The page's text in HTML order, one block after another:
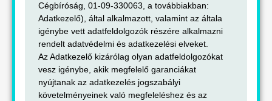
Cégbíróság, 01-09-330063, a továbbiakban:
Adatkezelő), által alkalmazott, valamint az általa
igénybe vett adatfeldolgozók részére alkalmazni
rendelt adatvédelmi és adatkezelési elveket.
Az Adatkezelő kizárólag olyan adatfeldolgozókat
vesz igénybe, akik megfelelő garanciákat
nyújtanak az adatkezelés jogszabályi
követelményeinek való megfeleléshez és az